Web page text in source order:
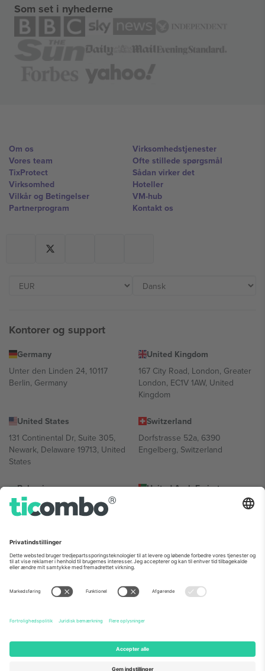
Som set i nyhederne
Om os
Vores team
TixProtect
Virksomhed
Vilkår og Betingelser
Partnerprogram
Virksomhedstjenester
Ofte stillede spørgsmål
Sådan virker det
Hoteller
VM-hub
Kontakt os
Kontorer og support
Germany
Unter den Linden 24, 10117
Berlin, Germany
United Kingdom
167 City Road, London, Greater
London, EC1V 1AW, United
Kingdom
United States
131 Continental Dr, Suite 305,
Newark, Delaware 19713, United
States
Switzerland
Dorfstrasse 52a, 6390
Engelberg, Switzerland
Bulgaria
Regus Sofia City West, bul
Totleben 53-55, 1606 Sofia,
United Arab Emirates
UAE Dubai Silicon Oasis, DDP
Mexico
Av Chapultepec 360, Roma
Norte, Cuauhtémoc, 06700
Ciudad de México, CDMX,
sted, begivenhed og/eller domæne. For detaljer se den specifikke
begivenhedsside, tryk og vilkår.,Virksomhed
Ticombo. Alle rettigheder forbeholdes.